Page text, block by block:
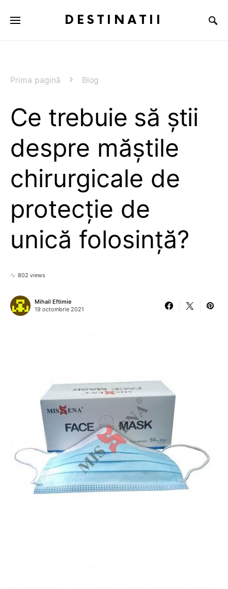
DESTINATII
Prima pagină Blog
Ce trebuie să știi
despre măștile
chirurgicale de
protecție de
unică folosință?
802 views
Mihail Eftimie
19 octombrie 2021